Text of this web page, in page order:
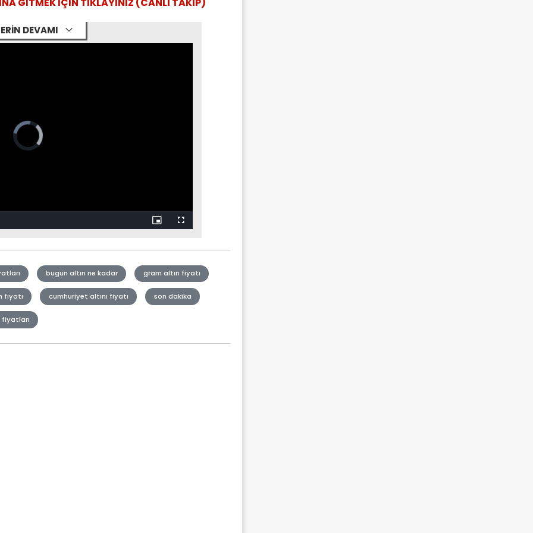
GİTMEK İÇİN TIKLAYINIZ (CANLI TAKİP)
DEVAMI
Picture-
in-
Fullscreen
bugün altın ne kadar gram altın fiyatı
fiyatı cumhuriyet altını fiyatı son dakika
fiyatları